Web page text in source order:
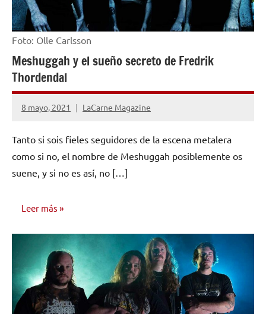
Foto: Olle Carlsson
Meshuggah y el sueño secreto de Fredrik
Thordendal
8 mayo, 2021 LaCarne Magazine
No
comentarios
Tanto si sois fieles seguidores de la escena metalera
como si no, el nombre de Meshuggah posiblemente os
suene, y si no es así, no […]
Leer más
INVESTIGACIÓN
MUSICAL